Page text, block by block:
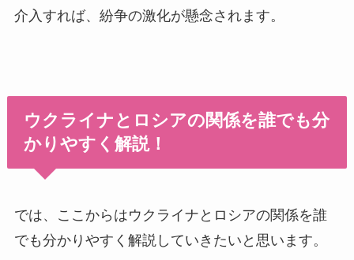
介入すれば、紛争の激化が懸念されます。
ウクライナとロシアの関係を誰でも分
かりやすく解説！
では、ここからはウクライナとロシアの関係を誰
でも分かりやすく解説していきたいと思います。